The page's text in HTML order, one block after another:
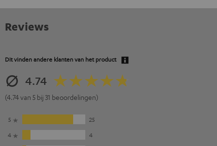
Reviews
Dit vinden andere klanten van het product
4.74
(4.74 van 5 bij 31 beoordelingen)
5
25
4
4